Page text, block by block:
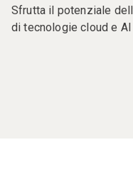
Sfrutta il potenziale
di tecnologie cloud e AI